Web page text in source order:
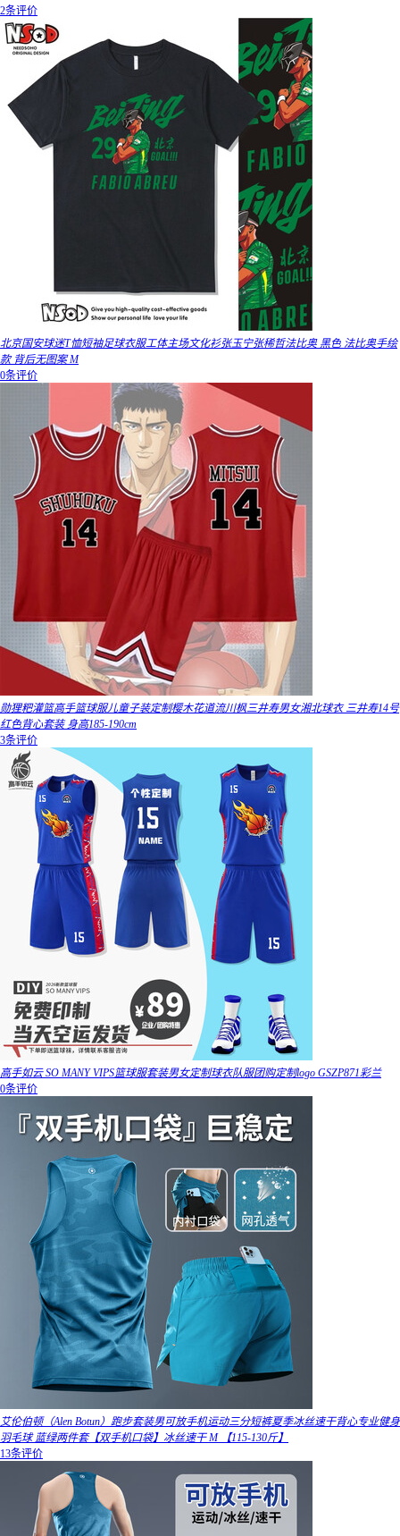
2条评价
北京国安球迷T恤短袖足球衣服工体主场文化衫张玉宁张稀哲法比奥 黑色 法比奥手绘
款 背后无图案 M
0条评价
勋狸粑灌篮高手篮球服儿童子装定制樱木花道流川枫三井寿男女湘北球衣 三井寿14号
红色背心套装 身高185-190cm
3条评价
高手如云 SO MANY VIPS篮球服套装男女定制球衣队服团购定制logo GSZP871彩兰
0条评价
艾伦伯顿（Alen Botun）跑步套装男可放手机运动三分短裤夏季冰丝速干背心专业健身
羽毛球 蓝绿两件套【双手机口袋】冰丝速干 M 【115-130斤】
13条评价